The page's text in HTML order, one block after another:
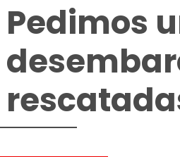
Pedimos